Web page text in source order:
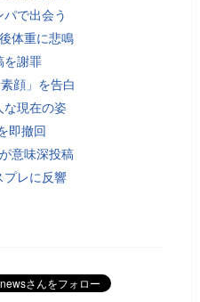
パで出会う
体重に悲鳴
を謝罪
顔」を告白
な現在の姿
即撤回
意味深投稿
プレに反響